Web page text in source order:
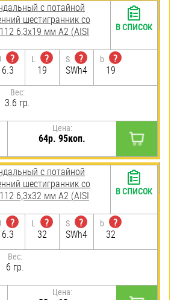
с потайной
шестигранник со
6,3х19 мм А2 (AISI
?
6.3
L
?
19
S
?
SWh4
b
?
19
Вес:
3.6 гр.
Цена:
64р. 95коп.
В СПИСОК
с потайной
шестигранник со
6,3х32 мм А2 (AISI
?
6.3
L
?
32
S
?
SWh4
b
?
32
Вес:
6 гр.
Цена:
В СПИСОК